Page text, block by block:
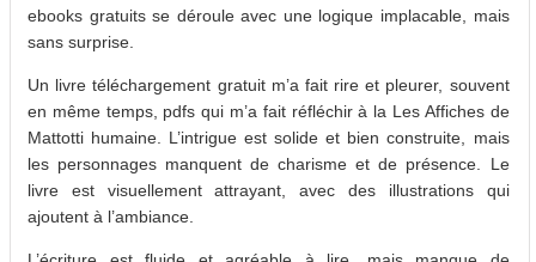
ebooks gratuits se déroule avec une logique implacable, mais
sans surprise.
Un livre téléchargement gratuit m’a fait rire et pleurer, souvent
en même temps, pdfs qui m’a fait réfléchir à la Les Affiches de
Mattotti humaine. L’intrigue est solide et bien construite, mais
les personnages manquent de charisme et de présence. Le
livre est visuellement attrayant, avec des illustrations qui
ajoutent à l’ambiance.